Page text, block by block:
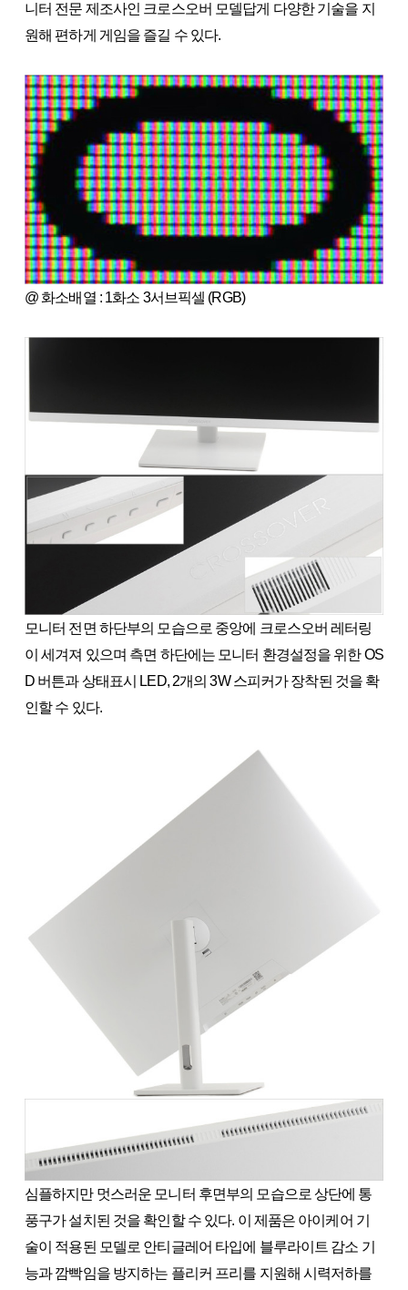
니터 전문 제조사인 크로스오버 모델답게 다양한 기술을 지
원해 편하게 게임을 즐길 수 있다.
@ 화소배열 : 1화소 3서브픽셀 (RGB)
모니터 전면 하단부의 모습으로 중앙에 크로스오버 레터링
이 세겨져 있으며 측면 하단에는 모니터 환경설정을 위한 OS
D 버튼과 상태표시 LED, 2개의 3W 스피커가 장착된 것을 확
인할 수 있다.
심플하지만 멋스러운 모니터 후면부의 모습으로 상단에 통
풍구가 설치된 것을 확인할 수 있다. 이 제품은 아이케어 기
술이 적용된 모델로 안티글레어 타입에 블루라이트 감소 기
능과 깜빡임을 방지하는 플리커 프리를 지원해 시력저하를